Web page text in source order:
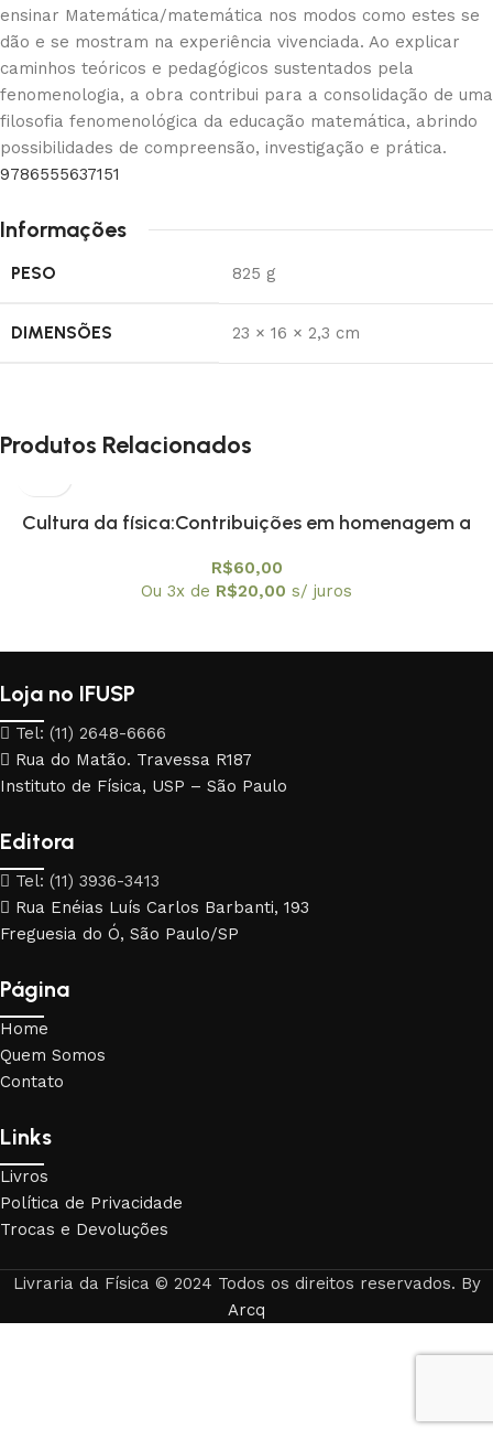
ensinar Matemática/matemática nos modos como estes se
dão e se mostram na experiência vivenciada. Ao explicar
caminhos teóricos e pedagógicos sustentados pela
fenomenologia, a obra contribui para a consolidação de uma
filosofia fenomenológica da educação matemática, abrindo
possibilidades de compreensão, investigação e prática.
9786555637151
Informações
PESO 825 g
DIMENSÕES 23 × 16 × 2,3 cm
Produtos Relacionados
Cultura da física:Contribuições em homenagem a
R$60,00
Ou 3x de R$20,00 s/ juros
Loja no IFUSP
Tel: (11) 2648-6666
Rua do Matão. Travessa R187
Instituto de Física, USP – São Paulo
Editora
Tel: (11) 3936-3413
Rua Enéias Luís Carlos Barbanti, 193
Freguesia do Ó, São Paulo/SP
Página
Home
Quem Somos
Contato
Links
Livros
Política de Privacidade
Trocas e Devoluções
Livraria da Física © 2024 Todos os direitos reservados. By
Arcq